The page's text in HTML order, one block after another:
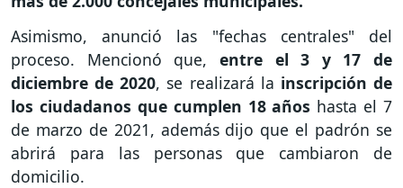
Asimismo, anunció las "fechas centrales" del
proceso. Mencionó que, entre el 3 y 17 de
diciembre de 2020, se realizará la inscripción de
los ciudadanos que cumplen 18 años hasta el 7
de marzo de 2021, además dijo que el padrón se
abrirá para las personas que cambiaron de
domicilio.